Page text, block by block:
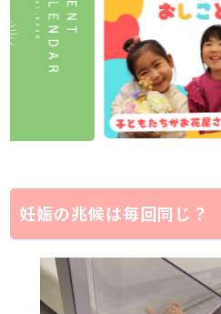
妊娠の兆候は毎回同じ？